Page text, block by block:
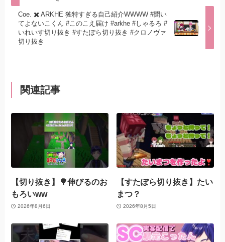
Coe. ✖️ ARKHE 独特すぎる自己紹介WWWW #聞い
てよないこくん #このこえ届け #arkhe #しゃるろ #
いれいす切り抜き #すたぽら切り抜き #クロノヴァ
切り抜き
関連記事
【切り抜き】🌳伸びるのお
もろいww
2026年8月6日
【すたぽら切り抜き】たい
まつ？
2026年8月5日